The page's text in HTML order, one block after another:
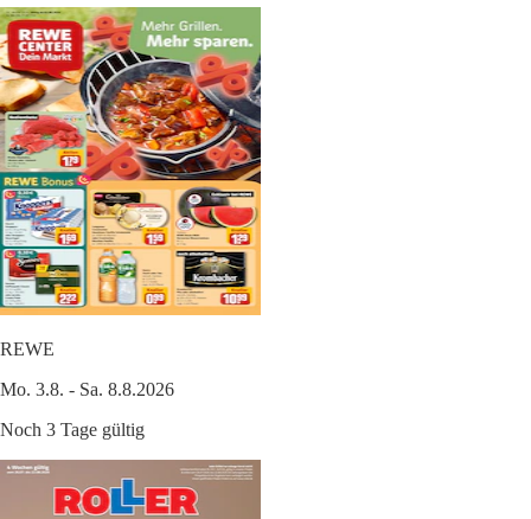
REWE
Mo. 3.8. - Sa. 8.8.2026
Noch 3 Tage gültig